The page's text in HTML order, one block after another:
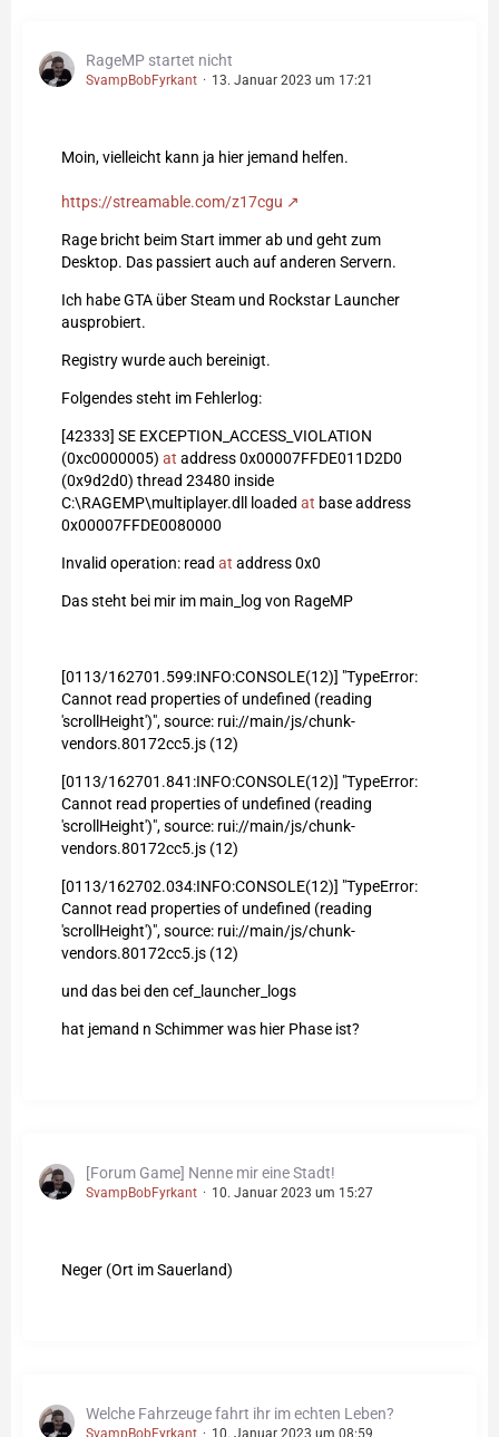
RageMP startet nicht
SvampBobFyrkant 13. Januar 2023 um 17:21
Moin, vielleicht kann ja hier jemand helfen.
https://streamable.com/z17cgu
Rage bricht beim Start immer ab und geht zum
Desktop. Das passiert auch auf anderen Servern.
Ich habe GTA über Steam und Rockstar Launcher
ausprobiert.
Registry wurde auch bereinigt.
Folgendes steht im Fehlerlog:
[42333] SE EXCEPTION_ACCESS_VIOLATION
(0xc0000005) at address 0x00007FFDE011D2D0
(0x9d2d0) thread 23480 inside
C:\RAGEMP\multiplayer.dll loaded at base address
0x00007FFDE0080000
Invalid operation: read at address 0x0
Das steht bei mir im main_log von RageMP
[0113/162701.599:INFO:CONSOLE(12)] "TypeError:
Cannot read properties of undefined (reading
'scrollHeight')", source: rui://main/js/chunk-
vendors.80172cc5.js (12)
[0113/162701.841:INFO:CONSOLE(12)] "TypeError:
Cannot read properties of undefined (reading
'scrollHeight')", source: rui://main/js/chunk-
vendors.80172cc5.js (12)
[0113/162702.034:INFO:CONSOLE(12)] "TypeError:
Cannot read properties of undefined (reading
'scrollHeight')", source: rui://main/js/chunk-
vendors.80172cc5.js (12)
und das bei den cef_launcher_logs
hat jemand n Schimmer was hier Phase ist?
[Forum Game] Nenne mir eine Stadt!
SvampBobFyrkant 10. Januar 2023 um 15:27
Neger (Ort im Sauerland)
Welche Fahrzeuge fahrt ihr im echten Leben?
SvampBobFyrkant 10. Januar 2023 um 08:59